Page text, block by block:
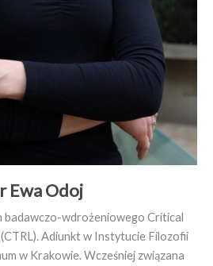
Ewa Odoj
badawczo-wdrożeniowego Critical
Adiunkt w Instytucie Filozofii
w Krakowie. Wcześniej związana